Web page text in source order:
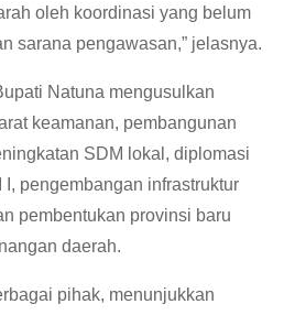
oleh koordinasi yang belum
sarana pengawasan,” jelasnya.
Natuna mengusulkan
keamanan, pembangunan
SDM lokal, diplomasi
pengembangan infrastruktur
pembentukan provinsi baru
daerah.
pihak, menunjukkan